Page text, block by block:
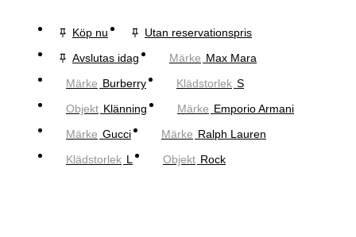
Köp nu
Utan reservationspris
Avslutas idag
Märke Max Mara
Märke Burberry Klädstorlek S
Objekt Klänning Märke Emporio Armani
Märke Gucci Märke Ralph Lauren
Klädstorlek L Objekt Rock